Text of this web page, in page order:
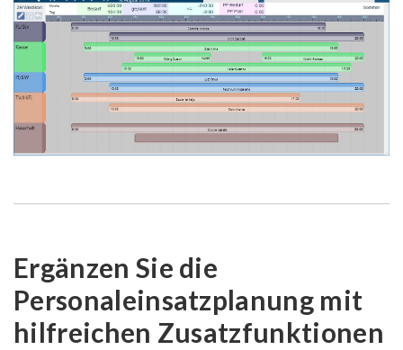
Ergänzen Sie die
Personaleinsatzplanung mit
hilfreichen Zusatzfunktionen